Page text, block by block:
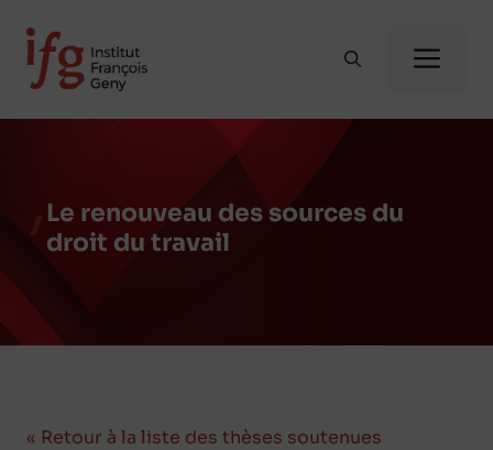
contenu
Le renouveau des sources du
droit du travail
« Retour à la liste des thèses soutenues